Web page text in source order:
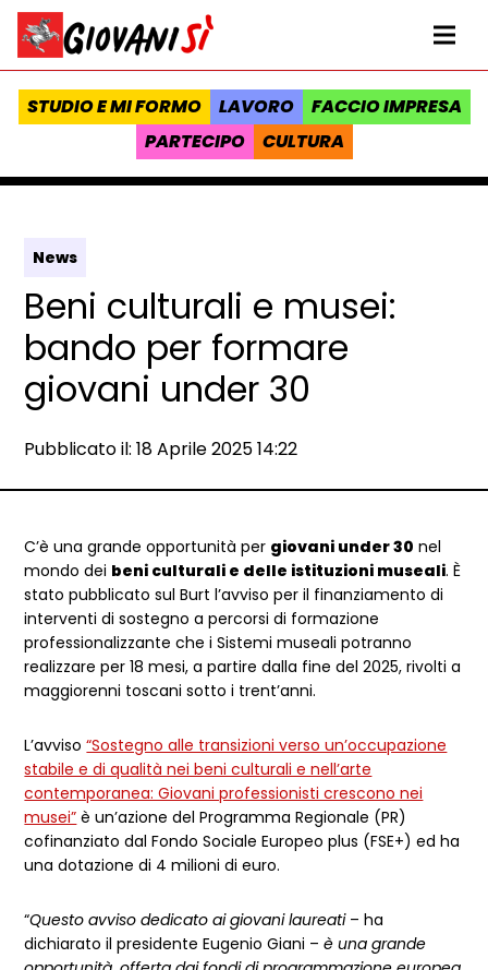
Vai al contenuto
Homepage Giovanisì - Progetto della Regione Toscana
STUDIO E MI FORMO LAVORO
FACCIO IMPRESA
PARTECIPO
CULTURA
News
Beni culturali e musei:
bando per formare
giovani under 30
Data e ora:
Pubblicato il: 18 Aprile 2025 14:22
Dettagli articolo
C’è una grande opportunità per giovani under 30 nel
mondo dei beni culturali e delle istituzioni museali. È
stato pubblicato sul Burt l’avviso per il finanziamento di
interventi di sostegno a percorsi di formazione
professionalizzante che i Sistemi museali potranno
realizzare per 18 mesi, a partire dalla fine del 2025, rivolti a
maggiorenni toscani sotto i trent’anni.
L’avviso“Sostegno alle transizioni verso un’occupazione
stabile e di qualità nei beni culturali e nell’arte
contemporanea: Giovani professionisti crescono nei
musei” è un’azione del Programma Regionale (PR)
cofinanziato dal Fondo Sociale Europeo plus (FSE+) ed ha
una dotazione di 4 milioni di euro.
“Questo avviso dedicato ai giovani laureati– ha
dichiarato il presidente Eugenio Giani – è una grande